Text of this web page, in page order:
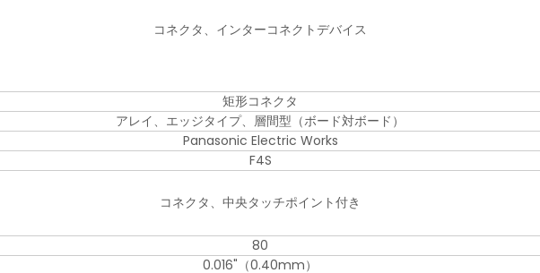
コネクタ、インターコネクトデバイス
矩形コネクタ
アレイ、エッジタイプ、層間型（ボード対ボード）
Panasonic Electric Works
F4S
コネクタ、中央タッチポイント付き
80
0.016"（0.40mm）